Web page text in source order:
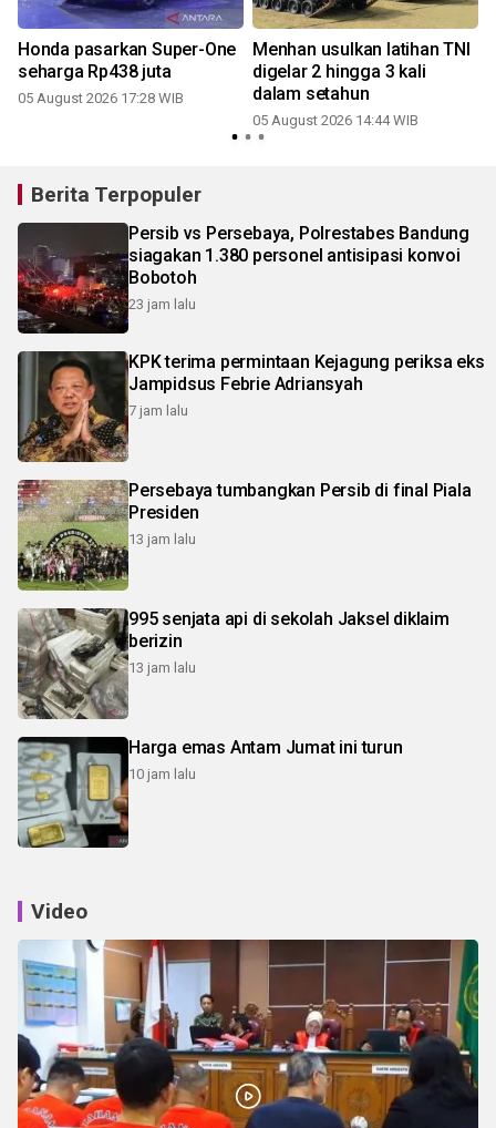
Honda pasarkan Super-One
seharga Rp438 juta
05 August 2026 17:28 WIB
Menhan usulkan latihan TNI
digelar 2 hingga 3 kali
dalam setahun
05 August 2026 14:44 WIB
Berita Terpopuler
Persib vs Persebaya, Polrestabes Bandung
siagakan 1.380 personel antisipasi konvoi
Bobotoh
23 jam lalu
KPK terima permintaan Kejagung periksa eks
Jampidsus Febrie Adriansyah
7 jam lalu
Persebaya tumbangkan Persib di final Piala
Presiden
13 jam lalu
995 senjata api di sekolah Jaksel diklaim
berizin
13 jam lalu
Harga emas Antam Jumat ini turun
10 jam lalu
Video